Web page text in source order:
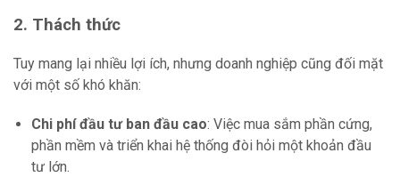
2. Thách thức
Tuy mang lại nhiều lợi ích, nhưng doanh nghiệp cũng đối mặt
với một số khó khăn:
Chi phí đầu tư ban đầu cao: Việc mua sắm phần cứng,
phần mềm và triển khai hệ thống đòi hỏi một khoản đầu
tư lớn.